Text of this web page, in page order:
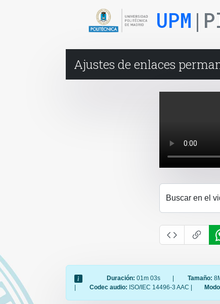
UPM
Ajustes de enlaces
Buscar en el
Duración: 01m 03s | Tamaño:
|
Codec audio: ISO/IEC 14496-3 AAC |